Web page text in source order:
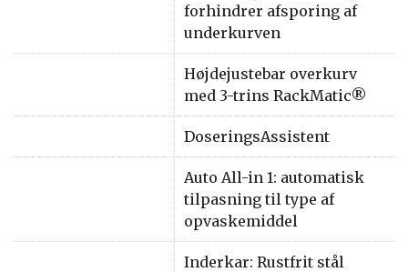
forhindrer afsporing af
underkurven
Højdejustebar overkurv
med 3-trins RackMatic®
DoseringsAssistent
Auto All-in 1: automatisk
tilpasning til type af
opvaskemiddel
Inderkar: Rustfrit stål